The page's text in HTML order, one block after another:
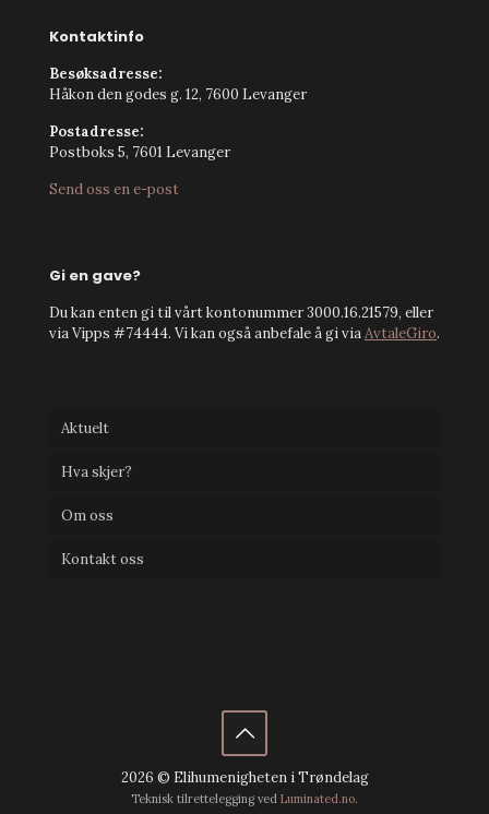
Kontaktinfo
Besøksadresse:
Håkon den godes g. 12, 7600 Levanger
Postadresse:
Postboks 5, 7601 Levanger
Send oss en e-post
Gi en gave?
Du kan enten gi til vårt kontonummer 3000.16.21579, eller
via Vipps #74444. Vi kan også anbefale å gi viaAvtaleGiro.
Aktuelt
Hva skjer?
Om oss
Kontakt oss
2026 © Elihumenigheten i Trøndelag
Teknisk tilrettelegging ved Luminated.no.